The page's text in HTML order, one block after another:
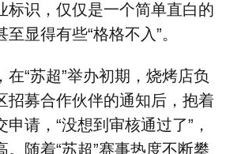
标识，仅仅是一个简单直白的
显得有些“格格不入”。
在“苏超”举办初期，烧烤店负
招募合作伙伴的通知后，抱着
请，“没想到审核通过了”，
。随着“苏超”赛事热度不断攀